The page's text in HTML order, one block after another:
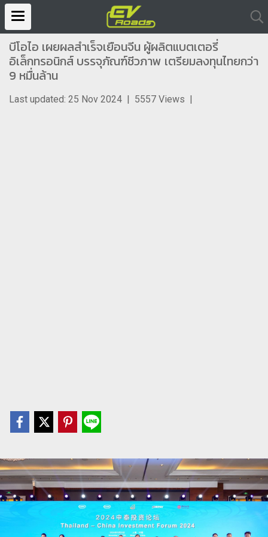
บีโอไอ เผยผลสำเร็จเยือนจีน ผู้ผลิตแบตเตอรี่
อิเล็กทรอนิกส์ บรรจุภัณฑ์ชีวภาพ เตรียมลงทุนไทยกว่า
9 หมื่นล้าน
Last updated: 25 Nov 2024 | 5557 Views |